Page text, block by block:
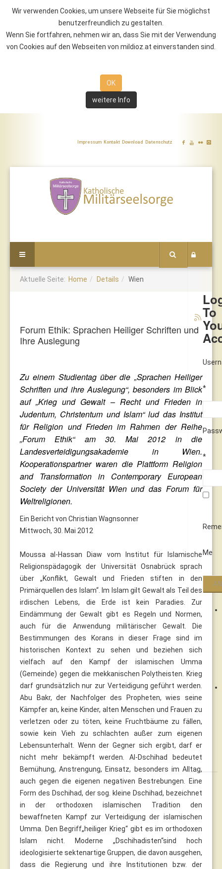
Wir verwenden Cookies, um unsere Webseite für Sie möglichst
benutzerfreundlich zu gestalten.
Wenn Sie fortfahren, nehmen wir an, dass Sie mit der Verwendung
von Cookies auf den Webseiten von mildioz.at einverstanden sind.
OK
weitere Info
Impressum Kontakt Download Datenschutz
To
*
*
Me
Aktuelle Seite: Home Details Wien
Forum Ethik: Sprachen Heiliger Schriften und
Ihre Auslegung
Zu einem Studientag über die „Sprachen Heiliger
Schriften und ihre Auslegung“, besonders im Blick
auf „Krieg und Gewalt – Recht und Frieden in
Judentum, Christentum und Islam“ lud das Institut
für Religion und Frieden im Rahmen der Reihe
„Forum Ethik“ am 30. Mai 2012 in die
Landesverteidigungsakademie in Wien.
Kooperationspartner waren die Plattform Religion
and Transformation in Contemporary European
Society der Universität Wien und das Forum für
Weltreligionen.
Ein Bericht von Christian Wagnsonner
Mittwoch, 30. Mai 2012
Moussa al-Hassan Diaw vom Institut für Islamische
Religionspädagogik der Universität Osnabrück sprach
über „Konflikt, Gewalt und Frieden stiften in den
Primärquellen des Islam“. Im Islam gilt Gewalt als Teil des
irdischen Lebens, die Erde ist kein Paradies. Zur
Eindämmung der Gewalt gibt es Regeln und Normen,
auch für die Anwendung militärischer Gewalt. Die
Bestimmungen des Korans in dieser Frage sind im
historischen Kontext zu sehen und beziehen sich
vielfach auf den Kampf der islamischen Umma
(Gemeinde) gegen die mekkanischen Polytheisten. Krieg
darf grundsätzlich nur zur Verteidigung geführt werden.
Abu Bakr, der Nachfolger des Propheten, wies seine
Kämpfer an, keine Kinder, alten Menschen und Frauen zu
verletzen oder zu töten, keine Fruchtbäume zu fällen,
sowie kein Vieh zu schlachten außer zum eigenen
Lebensunterhalt. Wenn der Gegner sich ergibt, darf er
nicht mehr bekämpft werden. Al-Dschihad bedeutet
Bemühung, Anstrengung, Einsatz, besonders im Alltag,
auch gegen die eigenen negativen Bestrebungen. Eine
Form des Dschihad, der sog. kleine Dschihad, bezeichnet
in der orthodoxen islamischen Tradition den
bewaffneten Kampf zur Verteidigung der islamischen
Umma. Den Begriff„heiliger Krieg“ gibt es im orthodoxen
Islam nicht. Moderne „Dschihadisten“sind hoch
ideologisierte sektenartige Gruppen, die davon ausgehen,
dass die Regierung und ihre Institutionen bzw. der